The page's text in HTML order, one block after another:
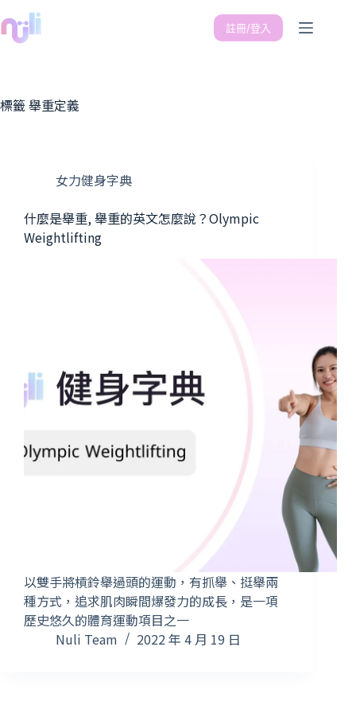
註冊/登入
標籤 舉重定義
女力健身字典
什麼是舉重, 舉重的英文怎麼說？Olympic
Weightlifting
以雙手將槓鈴舉過頭的運動，有抓舉、挺舉兩
種方式，追求肌肉瞬間爆發力的成長，是一項
歷史悠久的體育運動項目之一
Nuli Team
2022 年 4 月 19 日